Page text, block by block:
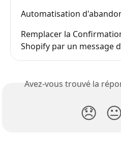
Automatisation
Remplacer la
Shopify par un message
Avez-vous trouvé la
😞 😐